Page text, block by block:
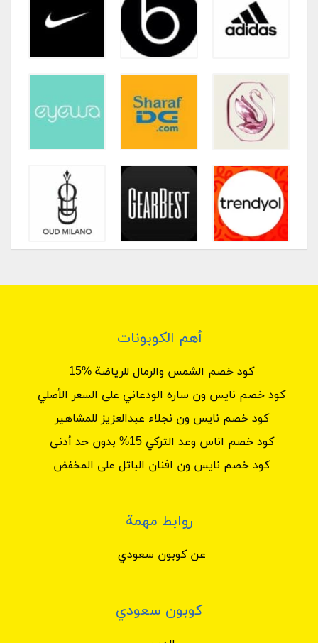
أهم الكوبونات
كود خصم الشمس والرمال للرياضة %15
كود خصم نايس ون ساره الودعاني على السعر الأصلي
كود خصم نايس ون نجلاء عبدالعزيز للمشاهير
كود خصم اناس وعد التركي 15% بدون حد أدنى
كود خصم نايس ون افنان الباتل على المخفض
روابط مهمة
عن كوبون سعودي
كوبون سعودي